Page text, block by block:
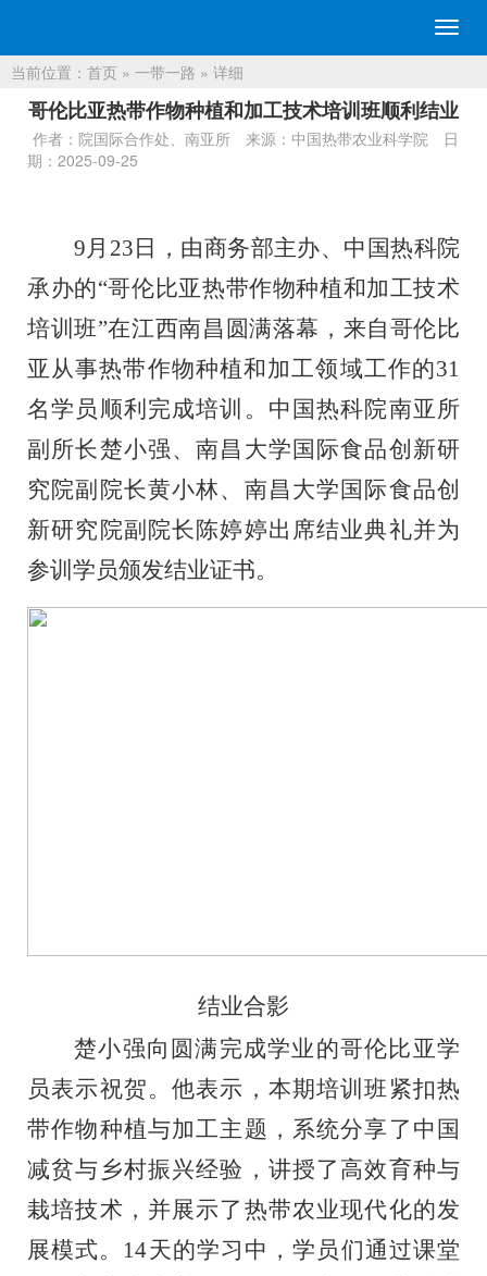
切
换
航
当前位置： 首页 » 一带一路 » 详细
哥伦比亚热带作物种植和加工技术培训班顺利结业
作者：院国际合作处、南亚所 来源：中国热带农业科学院
日
期：2025-09-25
9月 23 日，由商务部主办、中国热科院
承办的“哥伦比亚热带作物种植和加工技术
培训班”在江西南昌圆满落幕，来自哥伦比
亚从事热带作物种植和加工领域工作的31
名学员顺利完成培训。 中国热科院南亚所
副 所长楚小强、南昌大学国际食品创新研
究院副院长黄小林、南昌大学国际食品创
新研究院副院长陈婷婷出席结业典礼并为
参训学员颁发结业证书。
结业合影
楚小强向圆满完成学业的哥伦比亚学
员表示祝贺。他表示，本期培训班紧扣热
带作物种植与加工主题，系统分享了中国
减贫与乡村振兴经验，讲授了高效育种与
栽培技术，并展示了热带农业现代化的发
展模式。 14天的学习中，学员们通过课堂